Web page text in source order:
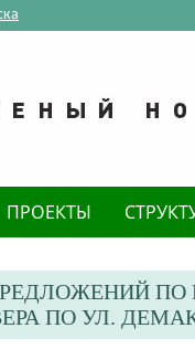
ПРОЕКТЫ
ПО
ПО УЛ.